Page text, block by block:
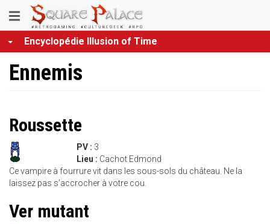
au
contenu
principal
Toggle
navigation
Encyclopédie Illusion of Time
Ennemis
Roussette
PV : 3
Lieu : Cachot Edmond
Ce vampire à fourrure vit dans les sous-sols du château. Ne la
laissez pas s'accrocher à votre cou.
Ver mutant